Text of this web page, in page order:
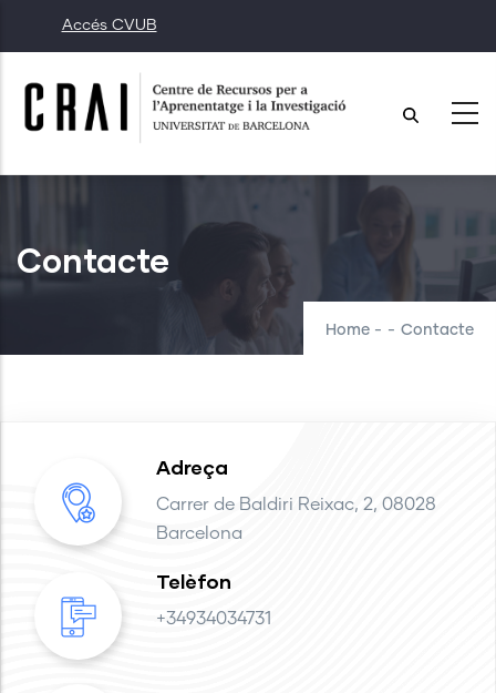
to
main
content
Accés CVUB
Contacte
Home - - Contacte
Adreça
Carrer de Baldiri Reixac, 2, 08028
Barcelona
Telèfon
+34934034731